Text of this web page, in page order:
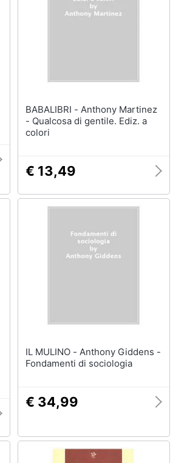
BABALIBRI - Anthony Martinez
- Qualcosa di gentile. Ediz. a
colori
€ 13,49
IL MULINO - Anthony Giddens -
Fondamenti di sociologia
€ 34,99